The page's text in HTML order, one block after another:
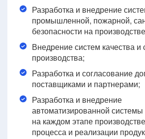
Разработка и внедрение
промышленной, пожарной,
безопасности на
Внедрение систем качества и
производства;
Разработка и согласование
поставщиками и партнерами;
Разработка и внедрение
автоматизированной системы
на каждом этапе
процесса и реализации